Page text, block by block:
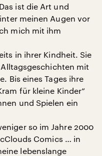
ist die Art und
meinen Augen vor
mich mit ihm
in ihrer Kindheit. Sie
mit
Bis eines Tages ihre
für kleine Kinder“
und Spielen ein
so im Jahre 2000
Comics … in
lebenslange